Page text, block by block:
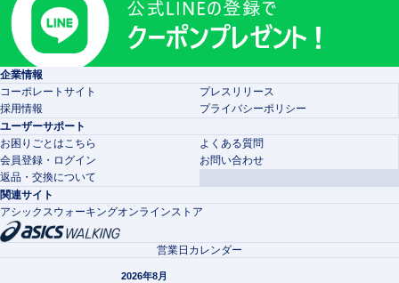
企業情報
コーポレートサイト
プレスリリース
採用情報
プライバシーポリシー
ユーザーサポート
お困りごとはこちら
よくある質問
会員登録・ログイン
お問い合わせ
返品・交換について
関連サイト
アシックスウォーキングオンラインストア
営業日カレンダー
2026年8月